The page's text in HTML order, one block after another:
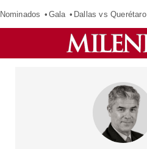
Nominados Gala Dallas vs Querétaro